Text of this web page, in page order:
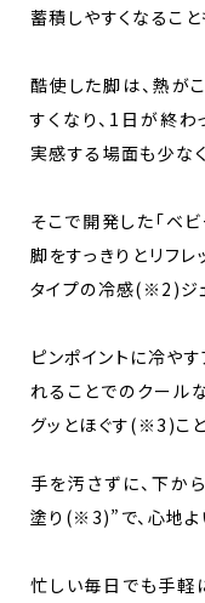
蓄積しやすくなるこ
酷使した脚は、熱が
すくなり、1日が終
実感する場面も少な
そこで開発した「ベ
脚をすっきりとリフ
タイプの冷感(※2)ジ
ピンポイントに冷や
れることでのクール
グッとほぐす(※3)こと
手を汚さずに、下か
塗り(※3)”で、心地よ
忙しい毎日でも手軽